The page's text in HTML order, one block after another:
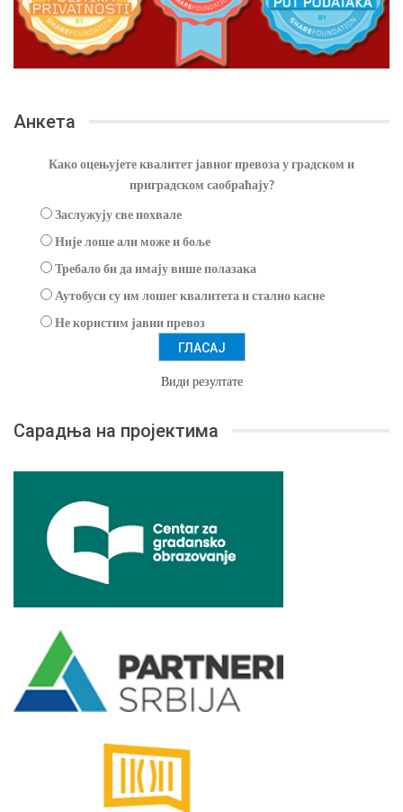
Анкета
Како оцењујете квалитет јавног превоза у градском и
приградском саобраћају?
Заслужују све похвале
Није лоше али може и боље
Требало би да имају више полазака
Аутобуси су им лошег квалитета и стално касне
Не користим јавни превоз
Види резултате
Сарадња на пројектима